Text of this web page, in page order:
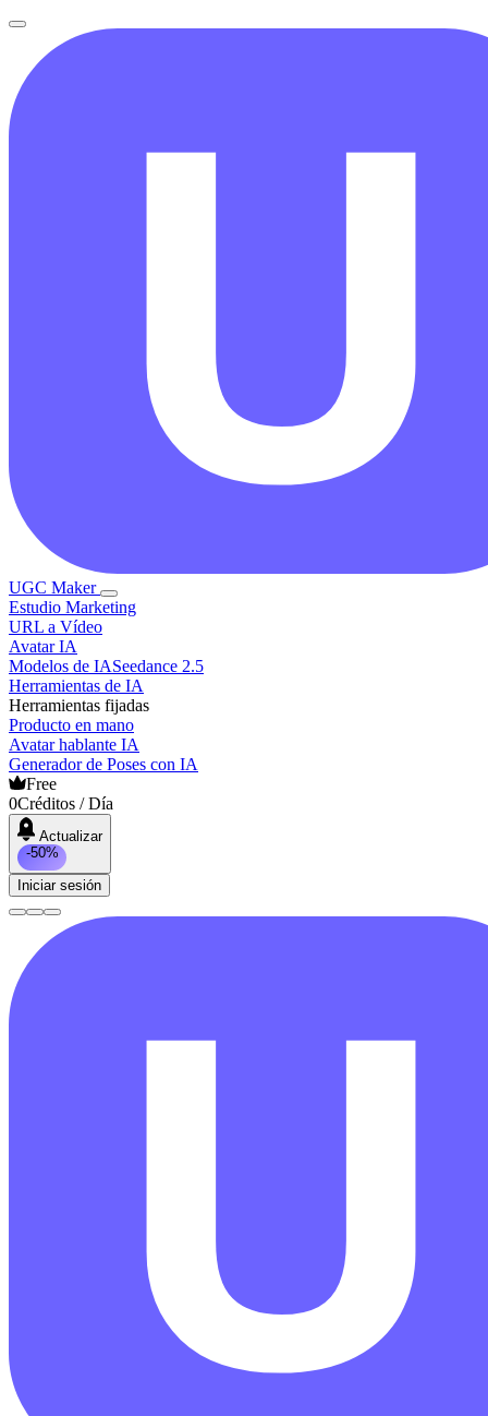
UGC Maker
Estudio Marketing
URL a Vídeo
Avatar IA
Modelos de IASeedance 2.5
Herramientas de IA
Herramientas fijadas
Producto en mano
Avatar hablante IA
Generador de Poses con IA
Free
0Créditos / Día
Actualizar
-50%
Iniciar sesión